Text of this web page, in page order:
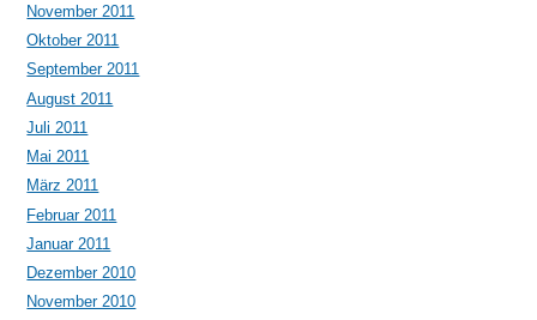
November 2011
Oktober 2011
September 2011
August 2011
Juli 2011
Mai 2011
März 2011
Februar 2011
Januar 2011
Dezember 2010
November 2010